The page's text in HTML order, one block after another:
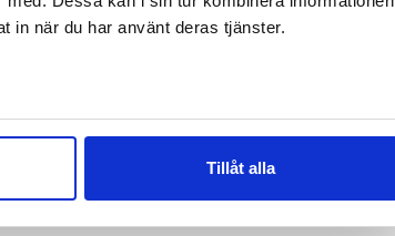
in när du har använt deras tjänster.
Tillåt alla